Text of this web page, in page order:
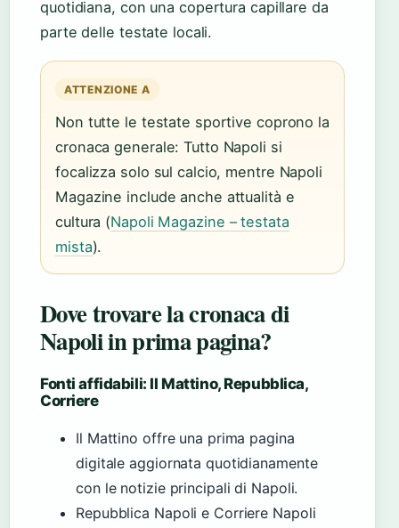
quotidiana, con una copertura capillare da
parte delle testate locali.
ATTENZIONE A
Non tutte le testate sportive coprono la
cronaca generale: Tutto Napoli si
focalizza solo sul calcio, mentre Napoli
Magazine include anche attualità e
cultura (Napoli Magazine – testata
mista).
Dove trovare la cronaca di
Napoli in prima pagina?
Fonti affidabili: Il Mattino, Repubblica,
Corriere
Il Mattino offre una prima pagina
digitale aggiornata quotidianamente
con le notizie principali di Napoli.
Repubblica Napoli e Corriere Napoli